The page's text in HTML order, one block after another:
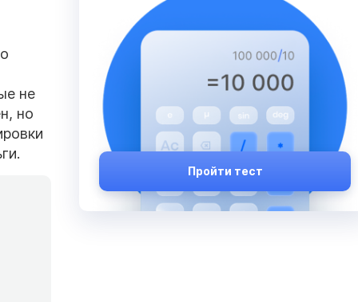
не
но
Пройти тест